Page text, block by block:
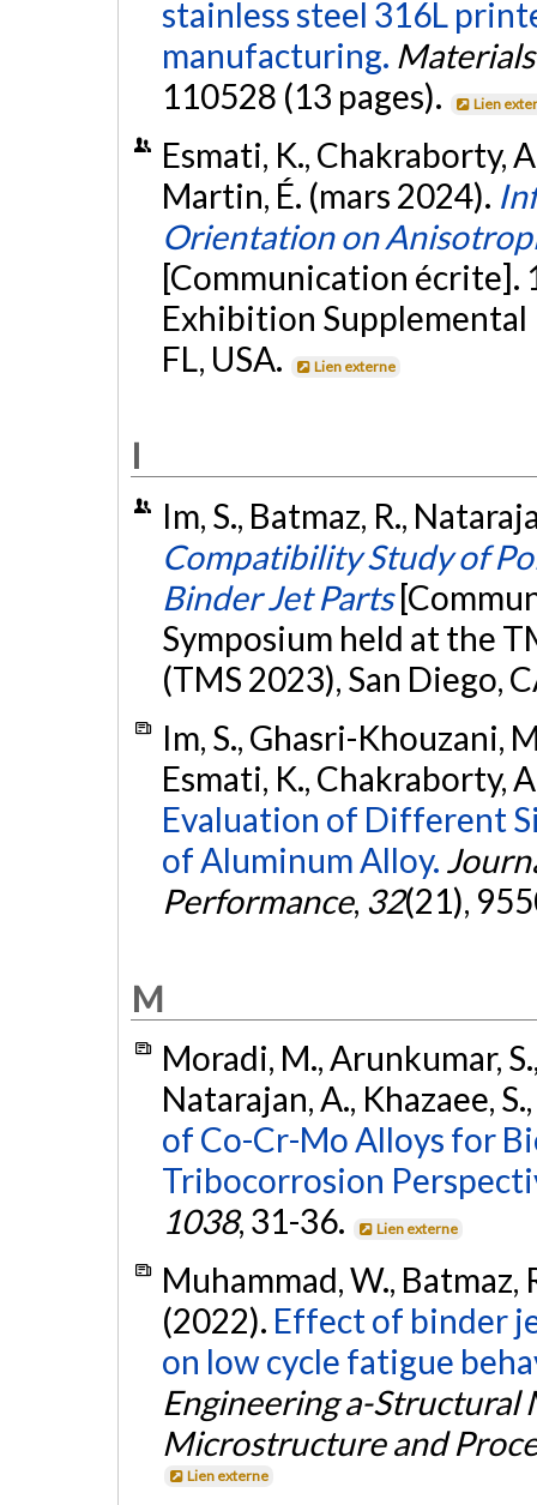
stainless steel 316L
manufacturing.
110528 (13 pages).
Lien
Esmati, K., Chakraborty,
Martin, É. (mars 2024).
Orientation on
[Communication écrite].
Exhibition Supplemental
FL, USA.
Lien externe
I
Im, S., Batmaz, R.,
Compatibility Study of
Binder Jet Parts
Symposium held at the
(TMS 2023), San Diego,
Im, S., Ghasri-Khouzani,
Esmati, K., Chakraborty,
Evaluation of Different
of Aluminum Alloy.
Performance, 32(21),
M
Moradi, M., Arunkumar,
Natarajan, A., Khazaee,
of Co-Cr-Mo Alloys for
Tribocorrosion
1038, 31-36. Lien externe
Muhammad, W., Batmaz,
(2022). Effect of binder
on low cycle fatigue
Engineering a-Structural
Microstructure and
Lien externe